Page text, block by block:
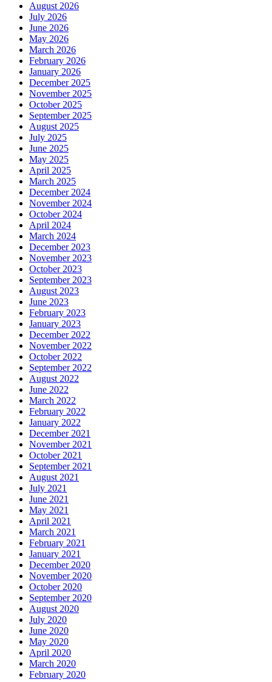
August 2026
July 2026
June 2026
May 2026
March 2026
February 2026
January 2026
December 2025
November 2025
October 2025
September 2025
August 2025
July 2025
June 2025
May 2025
April 2025
March 2025
December 2024
November 2024
October 2024
April 2024
March 2024
December 2023
November 2023
October 2023
September 2023
August 2023
June 2023
February 2023
January 2023
December 2022
November 2022
October 2022
September 2022
August 2022
June 2022
March 2022
February 2022
January 2022
December 2021
November 2021
October 2021
September 2021
August 2021
July 2021
June 2021
May 2021
April 2021
March 2021
February 2021
January 2021
December 2020
November 2020
October 2020
September 2020
August 2020
July 2020
June 2020
May 2020
April 2020
March 2020
February 2020